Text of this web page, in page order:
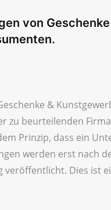
von
&
zu beurteilenden
Prinzip, dass ein
werden erst nach
Dies ist